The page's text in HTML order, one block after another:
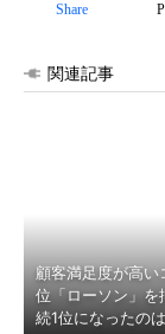
Share
関連記事
顧客満足度が高
位「ローソン」を
続1位になったの